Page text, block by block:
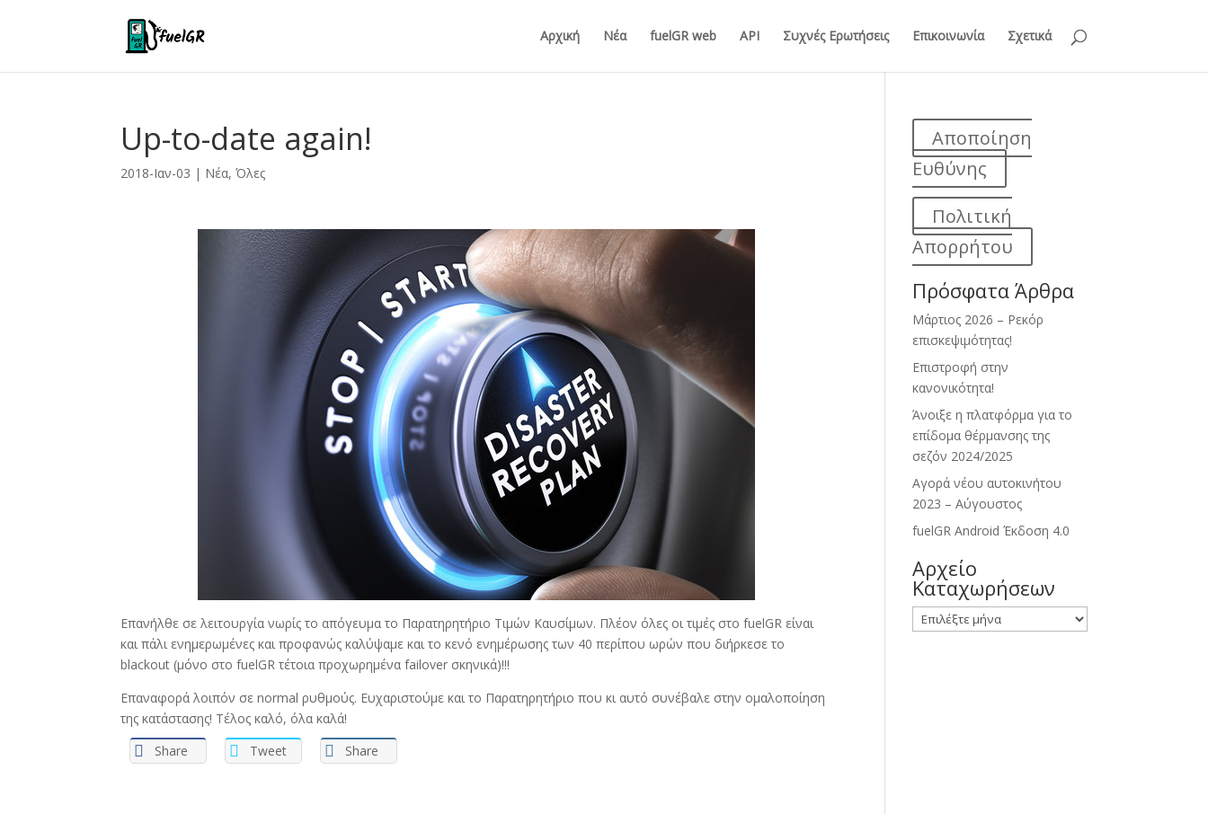
Αρχική Νέα fuelGR web API Συχνές Ερωτήσεις Επικοινωνία Σχετικά
Up-to-date again!
2018-Ιαν-03 | Νέα,Όλες
Επανήλθε σε λειτουργία νωρίς το απόγευμα το Παρατηρητήριο Τιμών Καυσίμων. Πλέον όλες οι τιμές στο fuelGR είναι
και πάλι ενημερωμένες και προφανώς καλύψαμε και το κενό ενημέρωσης των 40 περίπου ωρών που διήρκεσε το
blackout (μόνο στο fuelGR τέτοια προχωρημένα failover σκηνικά)!!!
Επαναφορά λοιπόν σε normal ρυθμούς. Ευχαριστούμε και το Παρατηρητήριο που κι αυτό συνέβαλε στην ομαλοποίηση
της κατάστασης! Τέλος καλό, όλα καλά!
Share
Tweet Share
Αποποίηση
Ευθύνης
Πολιτική
Απορρήτου
Πρόσφατα Άρθρα
Μάρτιος 2026 – Ρεκόρ
επισκεψιμότητας!
Επιστροφή στην
κανονικότητα!
Άνοιξε η πλατφόρμα για το
επίδομα θέρμανσης της
σεζόν 2024/2025
Αγορά νέου αυτοκινήτου
2023 – Αύγουστος
fuelGR Android Έκδοση 4.0
Αρχείο
Καταχωρήσεων
Αρχείο
Καταχωρήσεων